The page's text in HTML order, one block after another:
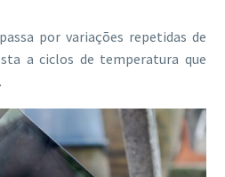
por variações repetidas de
a ciclos de temperatura que